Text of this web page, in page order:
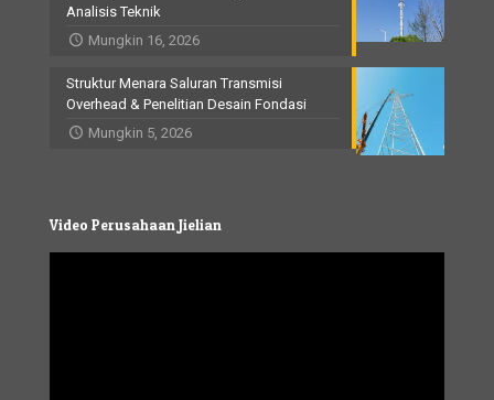
Analisis Teknik
Mungkin 16, 2026
Struktur Menara Saluran Transmisi
Overhead & Penelitian Desain Fondasi
Mungkin 5, 2026
Video Perusahaan Jielian